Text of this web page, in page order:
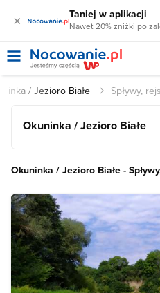
× Taniej w aplikacji
Nawet 20% zniżki po
/ Jezioro Białe Spływy,
Okuninka / Jezioro Białe
Okuninka / Jezioro Białe -